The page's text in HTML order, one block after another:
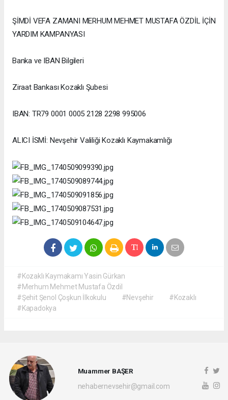
ŞİMDİ VEFA ZAMANI MERHUM MEHMET MUSTAFA ÖZDİL İÇİN
YARDIM KAMPANYASI
Banka ve IBAN Bilgileri
Ziraat Bankası Kozaklı Şubesi
IBAN: TR79 0001 0005 2128 2298 995006
ALICI İSMİ: Nevşehir Valiliği Kozaklı Kaymakamlığı
#Kozaklı Kaymakamı Yasin Gürkan
#Merhum Mehmet Mustafa Özdil
#Şehit Şenol Çoşkun İlkokulu
#Nevşehir
#Kozaklı
#Kapadokya
Muammer BAŞER
nehabernevsehir@gmail.com